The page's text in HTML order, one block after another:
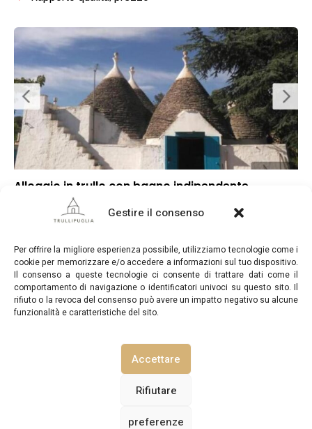
Gestire il consenso
Per offrire la migliore esperienza possibile, utilizziamo tecnologie come i
cookie per memorizzare e/o accedere a informazioni sul tuo dispositivo.
Il consenso a queste tecnologie ci consente di trattare dati come il
comportamento di navigazione o identificatori univoci su questo sito. Il
rifiuto o la revoca del consenso può avere un impatto negativo su alcune
funzionalità e caratteristiche del sito.
Accettare
Rifiutare
preferenze
Alloggio in trullo con bagno indipendente
Punteggio globale
▼Rapporto qualità/prezzo
TrulliPuglia.com © Copyright 2026. Tutti i diritti riservati.
INFORMATIVA SULLA PRIVACY
POLITICA SUI COOKIE (UE) CONTATTACI